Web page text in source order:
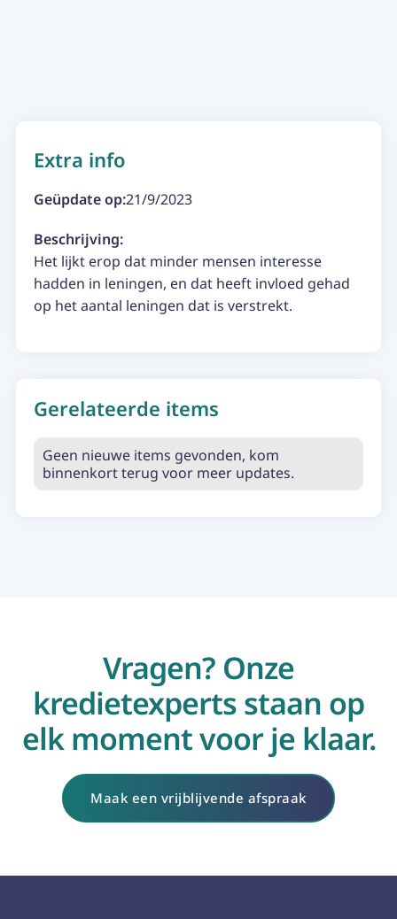
Extra info
Geüpdate op:21/9/2023
Beschrijving:
Het lijkt erop dat minder mensen interesse
hadden in leningen, en dat heeft invloed gehad
op het aantal leningen dat is verstrekt.
Gerelateerde items
Geen nieuwe items gevonden, kom
binnenkort terug voor meer updates.
Vragen? Onze
kredietexperts staan op
elk moment voor je klaar.
Maak een vrijblijvende afspraak